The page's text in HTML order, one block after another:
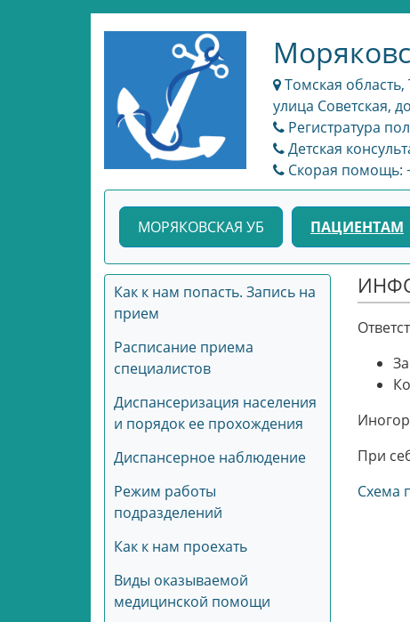
Томская
улица Советская,
Регистратура
Детская
Скорая помощь:
МОРЯКОВСКАЯ УБ ПАЦИЕНТАМ
Как к нам попасть. Запись на
прием
Расписание приема
специалистов
Диспансеризация населения
и порядок ее прохождения
Диспансерное наблюдение
Режим работы
подразделений
Как к нам проехать
Виды оказываемой
медицинской помощи
При
Схема